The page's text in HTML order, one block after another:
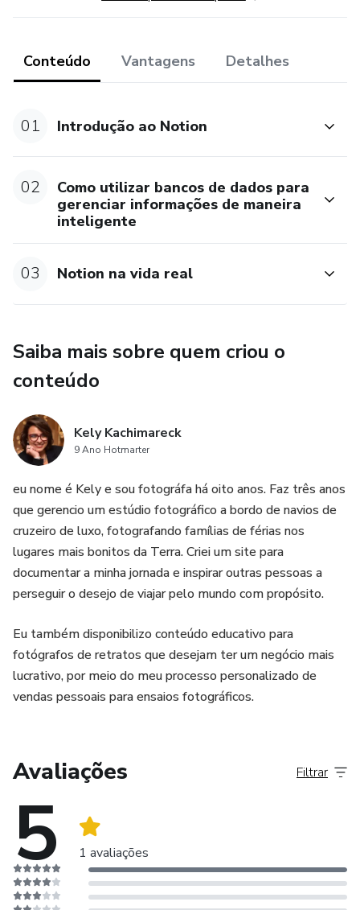
Como utilizar bancos de dados parte 2
Propriedades, Filtros, Ordenação e Busca
Agenda de compromissos
Organização de tarefas
Planejamento de vida
Conclusão
Conteúdo Vantagens Detalhes
01 Introdução ao Notion
02
Como utilizar bancos de dados para
gerenciar informações de maneira
inteligente
03 Notion na vida real
Saiba mais sobre quem criou o
conteúdo
Kely Kachimareck
9 Ano Hotmarter
eu nome é Kely e sou fotográfa há oito anos. Faz três anos
que gerencio um estúdio fotográfico a bordo de navios de
cruzeiro de luxo, fotografando famílias de férias nos
lugares mais bonitos da Terra. Criei um site para
documentar a minha jornada e inspirar outras pessoas a
perseguir o desejo de viajar pelo mundo com propósito.
Eu também disponibilizo conteúdo educativo para
fotógrafos de retratos que desejam ter um negócio mais
lucrativo, por meio do meu processo personalizado de
vendas pessoais para ensaios fotográficos.
Avaliações
5 1 avaliações
Filtrar